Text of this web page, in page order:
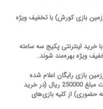
بازی کورش) با تخفیف ویژه
خرید اینترنتی پکیج سه ساعته
بازی رایگان اعلام شده
است، میهمانان ژوپیتر می‌توانند با پرداخت مبلغ 250000 ریال (در خرید
ریال (در مراجعه حضوری) از کلیه بازی‌های